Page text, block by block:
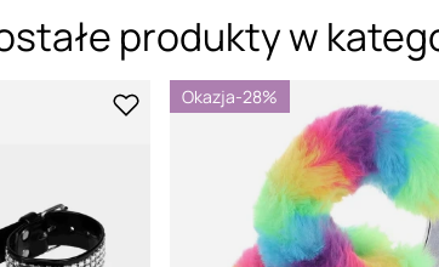
produkty w
Okazja-28%